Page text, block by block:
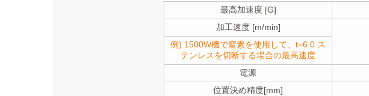
最高加速度 [G]
加工速度 [m/min]
例) 1500W機で窒素を使用して、t=6.0 ス
テンレスを切断する場合の最高速度
電源
位置決め精度[mm]